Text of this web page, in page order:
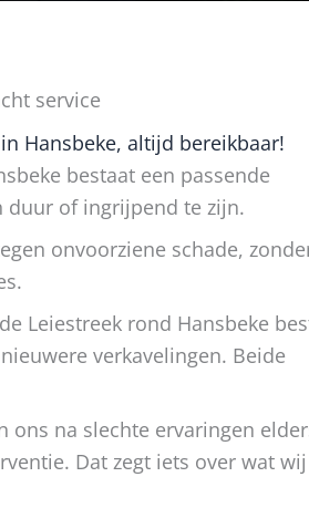
service
Hansbeke, altijd bereikbaar!
bestaat een passende
of ingrijpend te zijn.
onvoorziene schade,
Leiestreek rond Hansbeke
verkavelingen. Beide
ons na slechte ervaringen
Dat zegt iets over wat wij